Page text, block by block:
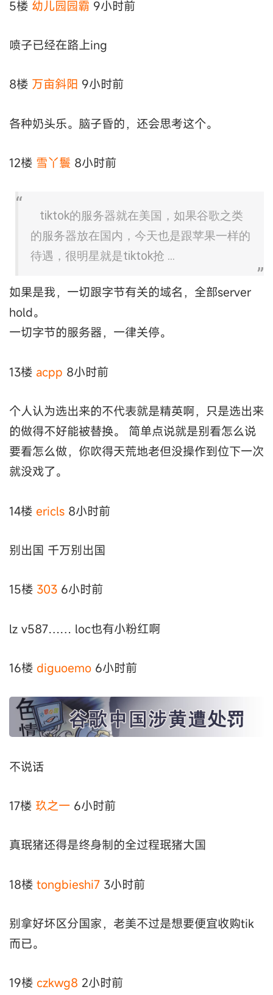
5楼 幼儿园园霸 9小时前
喷子已经在路上ing
8楼 万亩斜阳 9小时前
各种奶头乐。脑子昏的，还会思考这个。
12楼 雪丫鬟 8小时前
tiktok的服务器就在美国，如果谷歌之类
的服务器放在国内，今天也是跟苹果一样的
待遇，很明星就是tiktok抢 ...
如果是我，一切跟字节有关的域名，全部server
hold。
一切字节的服务器，一律关停。
13楼 acpp 8小时前
个人认为选出来的不代表就是精英啊，只是选出来
的做得不好能被替换。 简单点说就是别看怎么说
要看怎么做，你吹得天荒地老但没操作到位下一次
就没戏了。
14楼 ericls 8小时前
别出国 千万别出国
15楼 303 6小时前
lz v587…… loc也有小粉红啊
16楼 diguoemo 6小时前
不说话
17楼 玖之一 6小时前
真珉猪还得是终身制的全过程珉猪大国
18楼 tongbieshi7 3小时前
别拿好坏区分国家，老美不过是想要便宜收购tik
而已。
19楼 czkwg8 2小时前